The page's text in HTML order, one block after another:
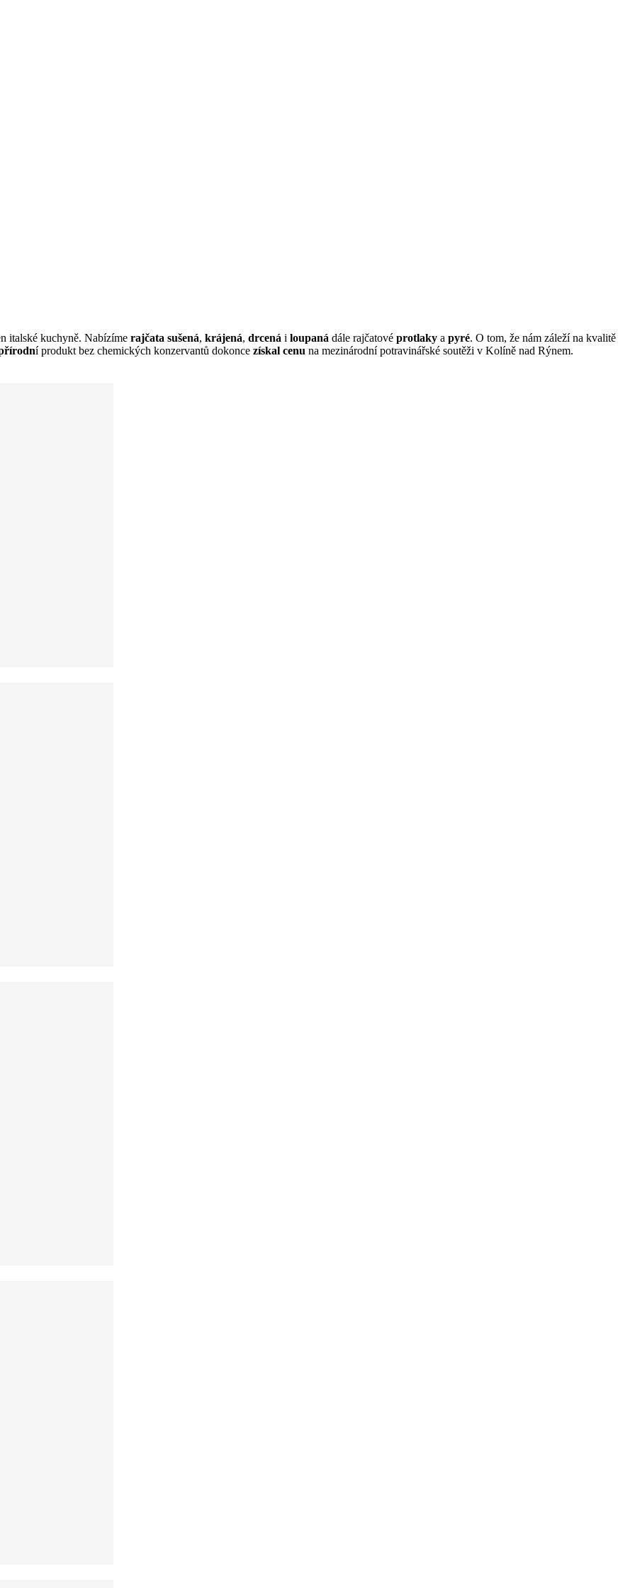
italské kuchyně. Nabízíme rajčata sušená, krájená, drcená i loupaná dále rajčatové protlaky a pyré. O tom, že nám záleží na kvalitě
í produkt bez chemických konzervantů dokonce získal cenu na mezinárodní potravinářské soutěži v Kolíně nad Rýnem.